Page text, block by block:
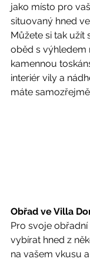
jako místo pro
situovaný hned
Můžete si tak užít
oběd s výhledem
kamennou
interiér vily a
máte
Obřad ve Villa
Pro svoje
vybírat hned z
na vašem vkusu